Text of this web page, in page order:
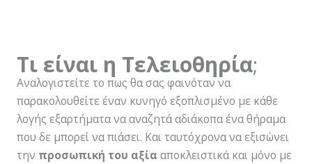
Τι είναι η Τελειοθηρία;
Αναλογιστείτε το πως θα σας φαινόταν να
παρακολουθείτε έναν κυνηγό εξοπλισμένο με κάθε
λογής εξαρτήματα να αναζητά αδιάκοπα ένα θήραμα
που δε μπορεί να πιάσει. Και ταυτόχρονα να εξισώνει
την προσωπική του αξία αποκλειστικά και μόνο με